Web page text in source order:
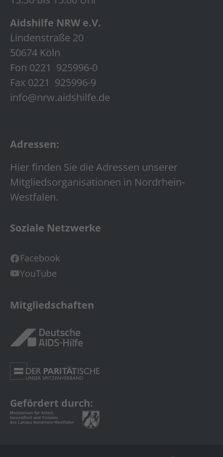
Aidshilfe NRW e.V.
Lindenstraße 20
50674 Köln
Fon 0221 925996-0
Fax 0221 925996-9
info@nrw.aidshilfe.de
Adressen:
Hier finden Sie die Adressen unserer
Mitgliedsorganisationen in Nordrhein-
Westfalen.
Soziale Netzwerke
Facebook
YouTube
Mitgliedschaften
Gefördert durch: